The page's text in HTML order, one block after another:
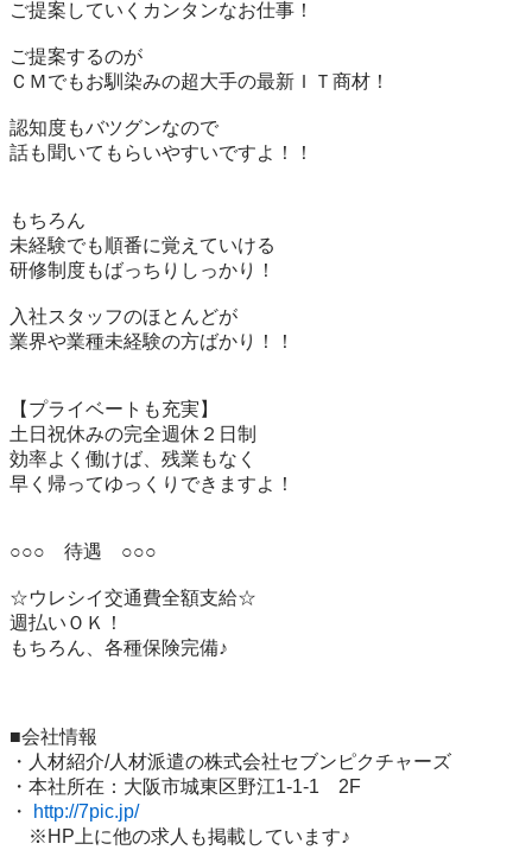
ご提案していくカンタンなお仕事！
ご提案するのが
ＣＭでもお馴染みの超大手の最新ＩＴ商材！
認知度もバツグンなので
話も聞いてもらいやすいですよ！！
もちろん
未経験でも順番に覚えていける
研修制度もばっちりしっかり！
入社スタッフのほとんどが
業界や業種未経験の方ばかり！！
【プライベートも充実】
土日祝休みの完全週休２日制
効率よく働けば、残業もなく
早く帰ってゆっくりできますよ！
○○○　待遇　○○○
☆ウレシイ交通費全額支給☆
週払いＯＫ！
もちろん、各種保険完備♪
■会社情報
・人材紹介/人材派遣の株式会社セブンピクチャーズ
・本社所在：大阪市城東区野江1-1-1　2F
・
http://7pic.jp/
※HP上に他の求人も掲載しています♪